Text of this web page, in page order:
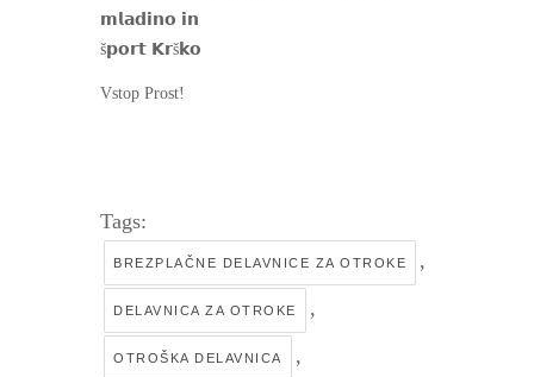
𝗺𝗹𝗮𝗱𝗶𝗻𝗼 𝗶𝗻
š𝗽𝗼𝗿𝘁 𝗞𝗿š𝗸𝗼
Vstop Prost!
Tags:
BREZPLAČNE DELAVNICE ZA OTROKE ,
DELAVNICA ZA OTROKE ,
OTROŠKA DELAVNICA ,